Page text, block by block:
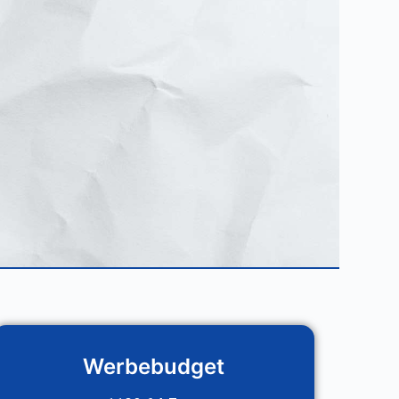
Werbebudget